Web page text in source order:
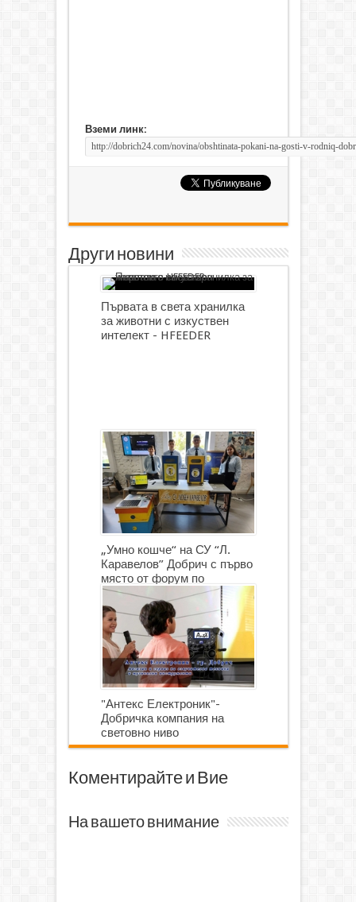
Вземи линк:
Други новини
Първата в света хранилка
за животни с изкуствен
интелект - HFEEDER
„Умно кошче“ на СУ “Л.
Каравелов” Добрич с първо
място от форум по
роботика
"Антекс Електроник"-
Добричка компания на
световно ниво
Коментирайте и Вие
На вашето внимание